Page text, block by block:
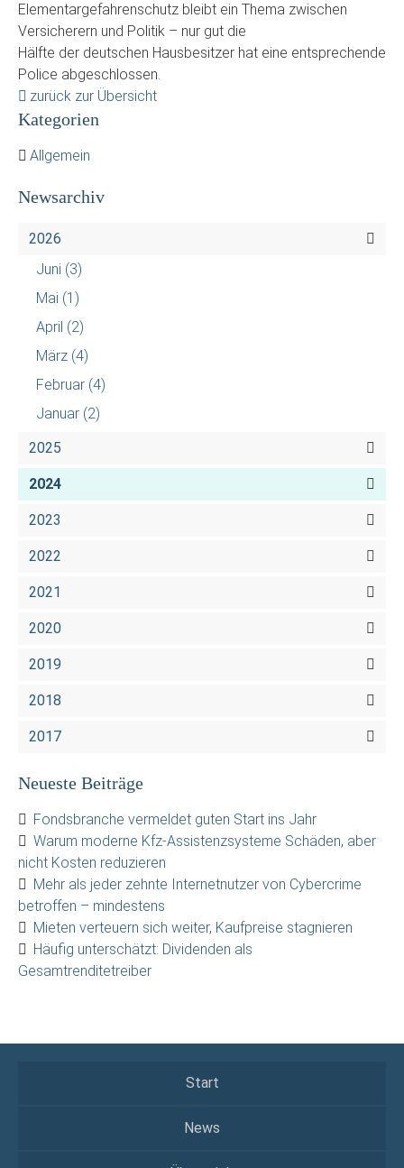
Elementargefahrenschutz bleibt ein Thema zwischen
Versicherern und Politik – nur gut die
Hälfte der deutschen Hausbesitzer hat eine entsprechende
Police abgeschlossen.
zurück zur Übersicht
Kategorien
Allgemein
Newsarchiv
2026
Juni (3)
Mai (1)
April (2)
März (4)
Februar (4)
Januar (2)
2025
2024
2023
2022
2021
2020
2019
2018
2017
Neueste Beiträge
Fondsbranche vermeldet guten Start ins Jahr
Warum moderne Kfz-Assistenzsysteme Schäden, aber
nicht Kosten reduzieren
Mehr als jeder zehnte Internetnutzer von Cybercrime
betroffen – mindestens
Mieten verteuern sich weiter, Kaufpreise stagnieren
Häufig unterschätzt: Dividenden als
Gesamtrenditetreiber
Start
News